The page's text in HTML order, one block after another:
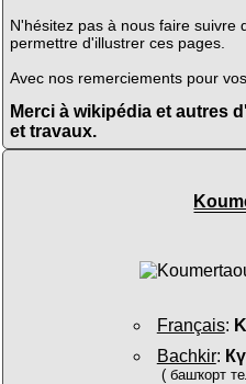
N'hésitez pas à nous faire suivre
permettre d'illustrer ces pages.
Avec nos remerciements pour
Merci à wikipédia et autres
et travaux.
Français:
Bachkir:
( башҡорт